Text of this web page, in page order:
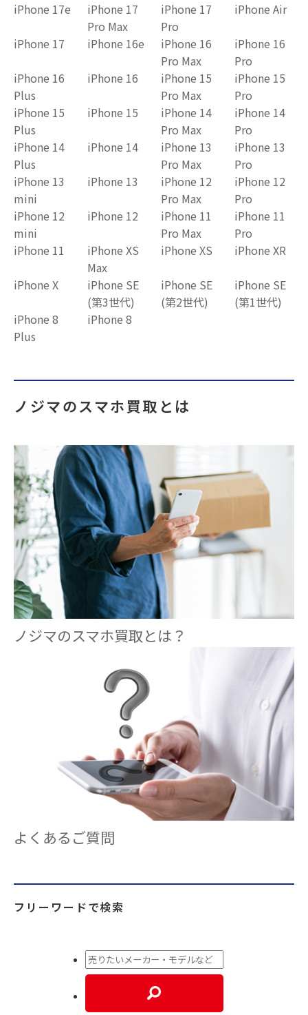
iPhone 17e
iPhone 17
Pro Max
iPhone 17
Pro
iPhone Air
iPhone 17 iPhone 16e
iPhone 16
Pro Max
iPhone 16
Pro
iPhone 16
Plus
iPhone 16
iPhone 15
Pro Max
iPhone 15
Pro
iPhone 15
Plus
iPhone 15
iPhone 14
Pro Max
iPhone 14
Pro
iPhone 14
Plus
iPhone 14
iPhone 13
Pro Max
iPhone 13
Pro
iPhone 13
mini
iPhone 13
iPhone 12
Pro Max
iPhone 12
Pro
iPhone 12
mini
iPhone 12
iPhone 11
Pro Max
iPhone 11
Pro
iPhone 11
iPhone XS
Max
iPhone XS iPhone XR
iPhone X
iPhone SE
(第3世代)
iPhone SE
(第2世代)
iPhone SE
(第1世代)
iPhone 8
Plus
iPhone 8
ノジマのスマホ買取とは
ノジマのスマホ買取とは？
よくあるご質問
フリーワードで検索